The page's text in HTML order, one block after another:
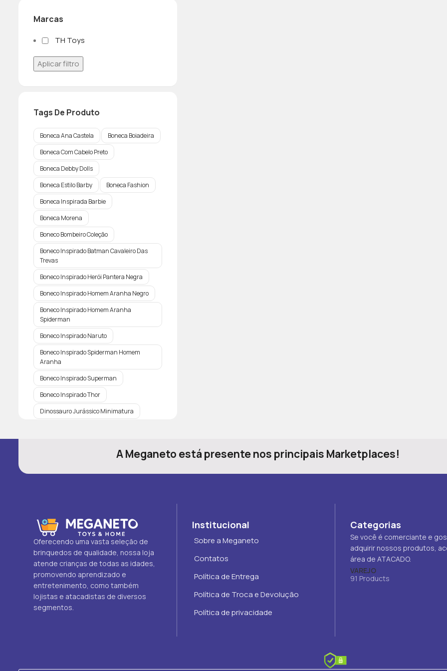
Marcas
TH Toys
Aplicar filtro
Tags De Produto
Boneca Ana Castela
Boneca Boiadeira
Boneca Com Cabelo Preto
Boneca Debby Dolls
Boneca Estilo Barby
Boneca Fashion
Boneca Inspirada Barbie
Boneca Morena
Boneco Bombeiro Coleção
Boneco Inspirado Batman Cavaleiro Das
Trevas
Boneco Inspirado Herói Pantera Negra
Boneco Inspirado Homem Aranha Negro
Boneco Inspirado Homem Aranha
Spiderman
Boneco Inspirado Naruto
Boneco Inspirado Spiderman Homem
Aranha
Boneco Inspirado Superman
Boneco Inspirado Thor
Dinossauro Jurássico Minimatura
A Meganeto está presente nos principais Marketplaces!
Oferecendo uma vasta seleção de
brinquedos de qualidade, nossa loja
atende crianças de todas as idades,
promovendo aprendizado e
entretenimento, como também
lojistas e atacadistas de diversos
segmentos.
Institucional
Sobre a Meganeto
Contatos
Política de Entrega
Política de Troca e Devolução
Política de privacidade
Categorias
Se você é comerciante e
adquirir nossos produtos,
área de ATACADO.
VAREJO
91 Products